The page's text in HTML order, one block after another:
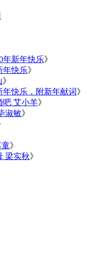
年新年快乐》
年快乐》
》
年快乐，附新年献词》
吧 艾小羊》
淑敏》
童》
梁实秋》